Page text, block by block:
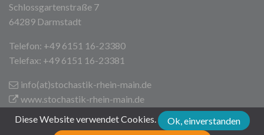
Schlossgartenstraße 7
64289 Darmstadt
Telefon: +49 6151 16-23380
Telefax: +49 6151 16-23381
info(at)stochastik-rhein-main .de
www.stochastik-rhein-main.de
Diese Website verwendet Cookies.
Ok, einverstanden